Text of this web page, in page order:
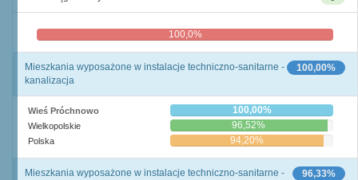
100,0%
100,00%
Mieszkania wyposażone w instalacje techniczno-sanitarne -
kanalizacja
Wieś Próchnowo 100,00%
Wielkopolskie 96,52%
Polska 94,20%
96,33%
Mieszkania wyposażone w instalacje techniczno-sanitarne -